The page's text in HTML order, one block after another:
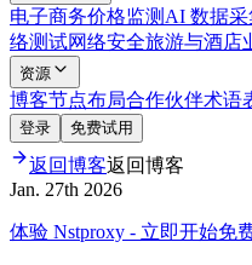
电子商务价格监测 AI 数据采
络测试网络安全旅游与酒店
资源
博客节点布局合作伙伴术语
登录 免费试用
返回博客返回博客
Jan. 27th 2026
体验 Nstproxy - 立即开始免